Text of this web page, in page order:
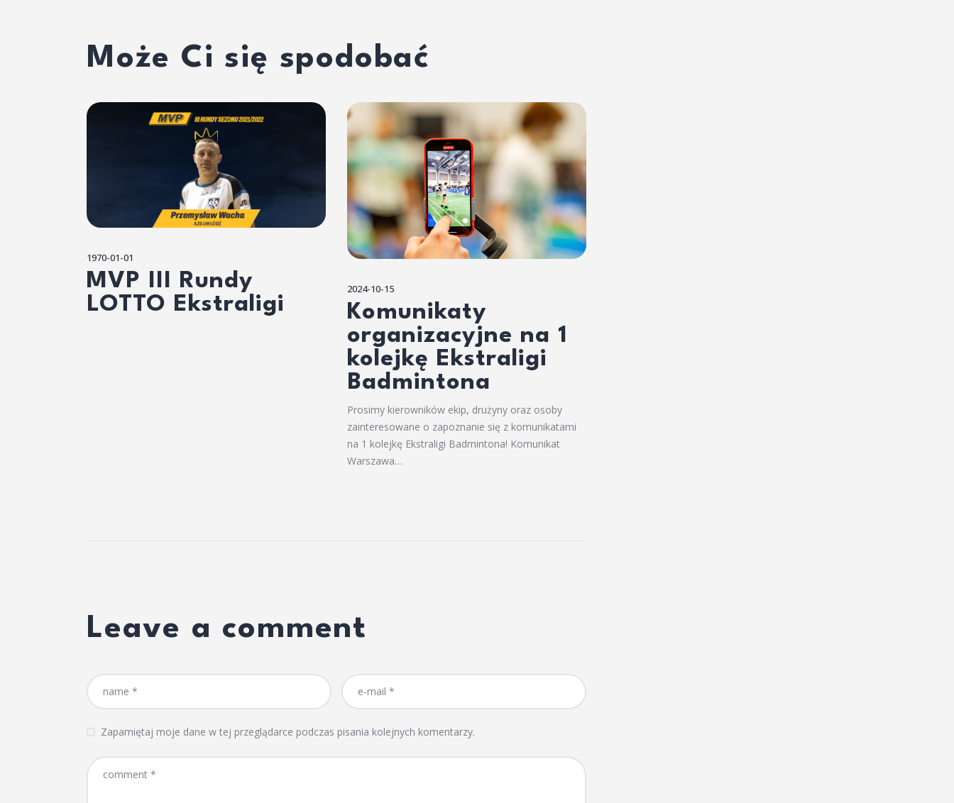
Może Ci się spodobać
1970-01-01
MVP III Rundy
LOTTO Ekstraligi
2024-10-15
Komunikaty
organizacyjne na 1
kolejkę Ekstraligi
Badmintona
Prosimy kierowników ekip, drużyny oraz osoby
zainteresowane o zapoznanie się z komunikatami
na 1 kolejkę Ekstraligi Badmintona! Komunikat
Warszawa…
Leave a comment
Zapamiętaj moje dane w tej przeglądarce podczas pisania kolejnych komentarzy.